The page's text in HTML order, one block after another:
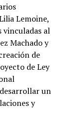
Lemoine,
vinculadas al
Machado y
de
de Ley
un
y